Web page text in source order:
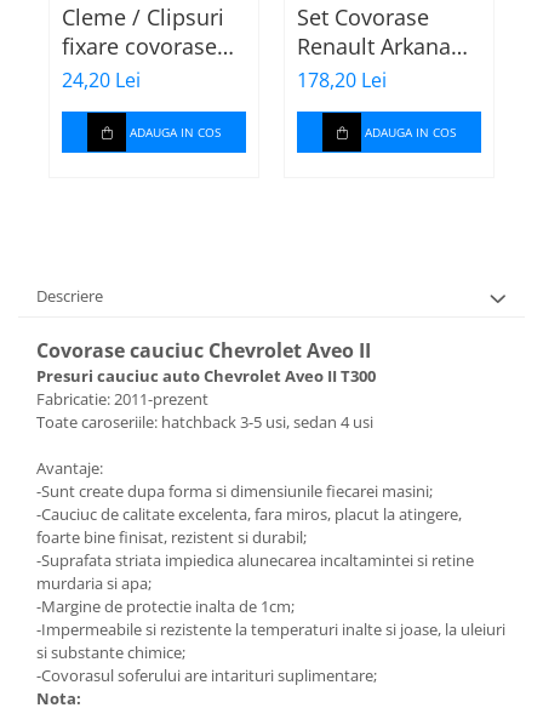
Cleme / Clipsuri
fixare covorase
auto pentru
Renault / Nissan
24,20 Lei
ADAUGA IN COS
Set Covorase
Renault Arkana
tip tavita 603484
178,20 Lei
ADAUGA IN COS
Descriere
Covorase cauciuc Chevrolet Aveo II
Presuri cauciuc auto Chevrolet Aveo II T300
Fabricatie: 2011-prezent
Toate caroseriile: hatchback 3-5 usi, sedan 4 usi
Avantaje:
-Sunt create dupa forma si dimensiunile fiecarei masini;
-Cauciuc de calitate excelenta, fara miros, placut la atingere,
foarte bine finisat, rezistent si durabil;
-Suprafata striata impiedica alunecarea incaltamintei si retine
murdaria si apa;
-Margine de protectie inalta de 1cm;
-Impermeabile si rezistente la temperaturi inalte si joase, la uleiuri
si substante chimice;
-Covorasul soferului are intarituri suplimentare;
Nota: